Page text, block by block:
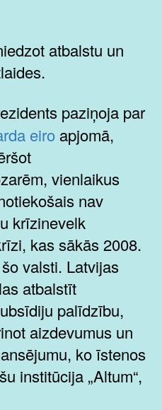
atbalstu un
eiro apjomā,
vienlaikus
nav
krīzinevelk
kas sākās 2008.
valsti. Latvijas
atbalstīt
palīdzību,
aizdevumus un
ko īstenos
institūcija „Altum“,